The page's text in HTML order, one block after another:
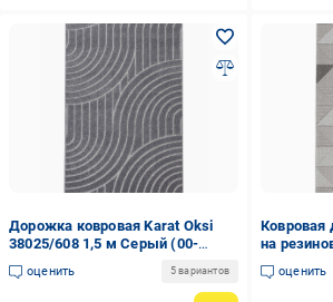
Дорожка ковровая Karat Oksi
38025/608 1,5 м Серый (00-
00015651)
оценить 5 вариантов
Ковровая
на
1954/08
00013037)
оценить